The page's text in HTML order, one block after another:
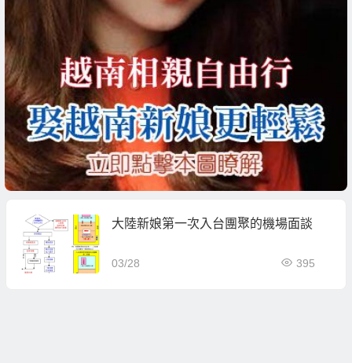
大陸新娘第一次入台團聚的機場面談
03/28 395